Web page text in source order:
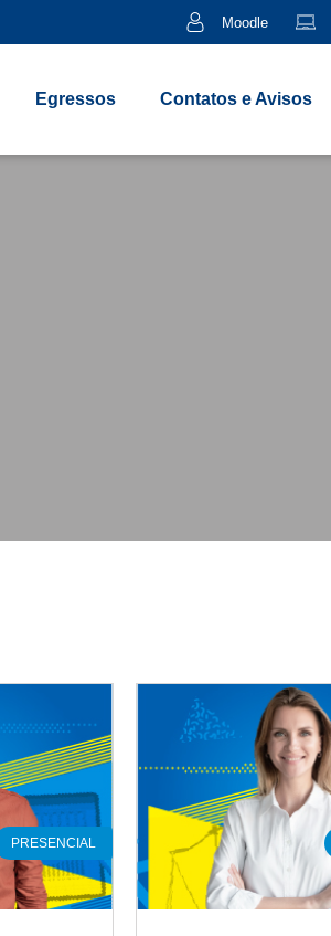
Moodle
Egressos Contatos e Avisos
PRESENCIAL